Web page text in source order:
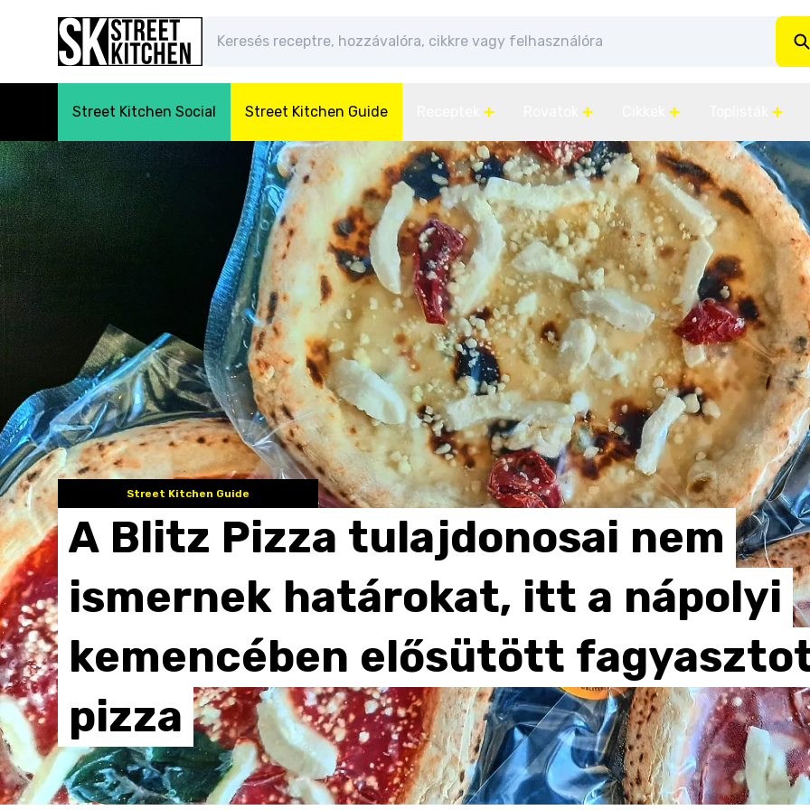
Street Kitchen Social Street Kitchen Guide
Street Kitchen Guide
A Blitz Pizza tulajdonosai nem
ismernek határokat, itt a nápolyi
kemencében elősütött
pizza